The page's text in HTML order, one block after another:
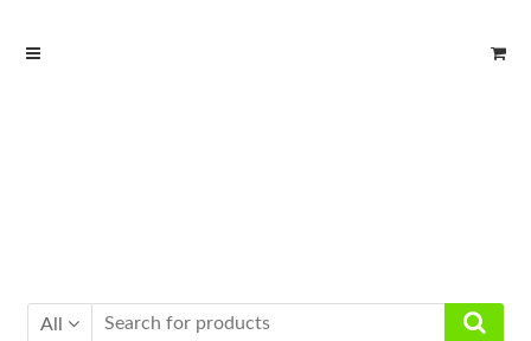
Skip
Skip
All